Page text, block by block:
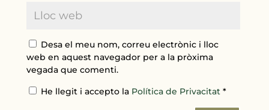
Desa el meu nom, correu electrònic i lloc
web en aquest navegador per a la pròxima
vegada que comenti.
He llegit i accepto la Política de Privacitat*